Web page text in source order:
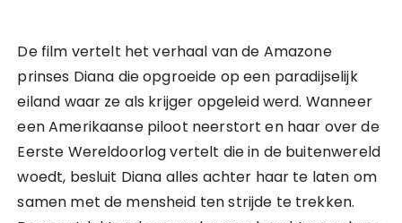
De film vertelt het verhaal van de Amazone
prinses Diana die opgroeide op een paradijselijk
eiland waar ze als krijger opgeleid werd. Wanneer
een Amerikaanse piloot neerstort en haar over de
Eerste Wereldoorlog vertelt die in de buitenwereld
woedt, besluit Diana alles achter haar te laten om
samen met de mensheid ten strijde te trekken.